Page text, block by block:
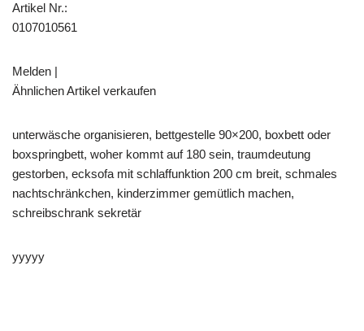
Artikel Nr.:
0107010561
Melden |
Ähnlichen Artikel verkaufen
unterwäsche organisieren, bettgestelle 90×200, boxbett oder
boxspringbett, woher kommt auf 180 sein, traumdeutung
gestorben, ecksofa mit schlaffunktion 200 cm breit, schmales
nachtschränkchen, kinderzimmer gemütlich machen,
schreibschrank sekretär
yyyyy